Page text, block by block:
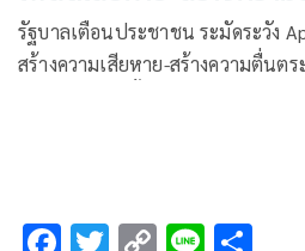
รัฐบาลเตือนประชาชน ระมัดระวัง
สร้างความเสียหาย-สร้างความตื่นต